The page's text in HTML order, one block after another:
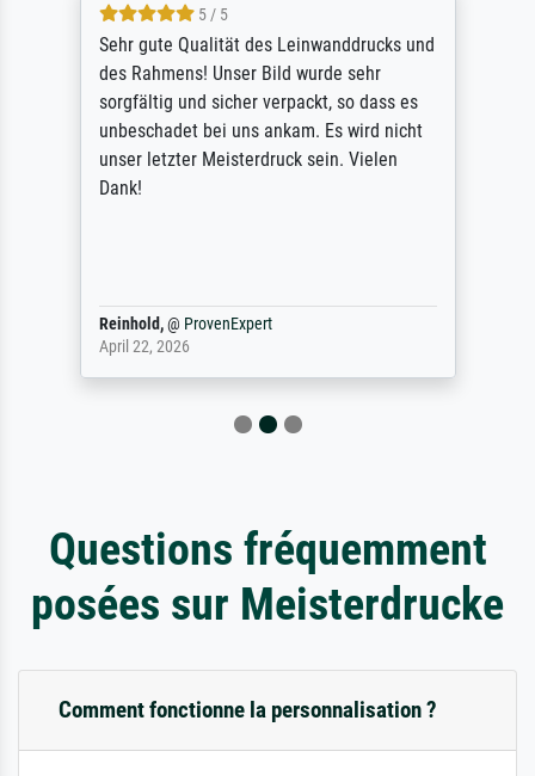
5 / 5
Sehr gute Qualität des Leinwanddrucks und
des Rahmens! Unser Bild wurde sehr
sorgfältig und sicher verpackt, so dass es
unbeschadet bei uns ankam. Es wird nicht
unser letzter Meisterdruck sein. Vielen
Dank!
Reinhold,@ ProvenExpert
April 22, 2026
Questions fréquemment
posées sur Meisterdrucke
Comment fonctionne la personnalisation ?